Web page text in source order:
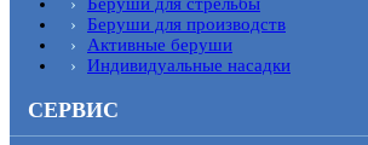
Беруши для производств
Активные беруши
Индивидуальные насадки
СЕРВИС